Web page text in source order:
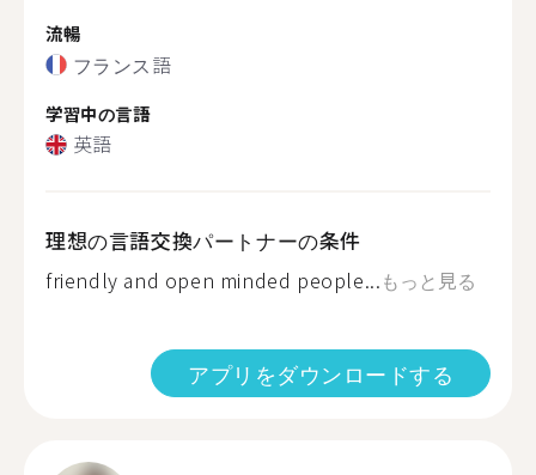
流暢
フランス語
学習中の言語
英語
理想の言語交換パートナーの条件
friendly and open minded people...もっと見る
アプリをダウンロードする